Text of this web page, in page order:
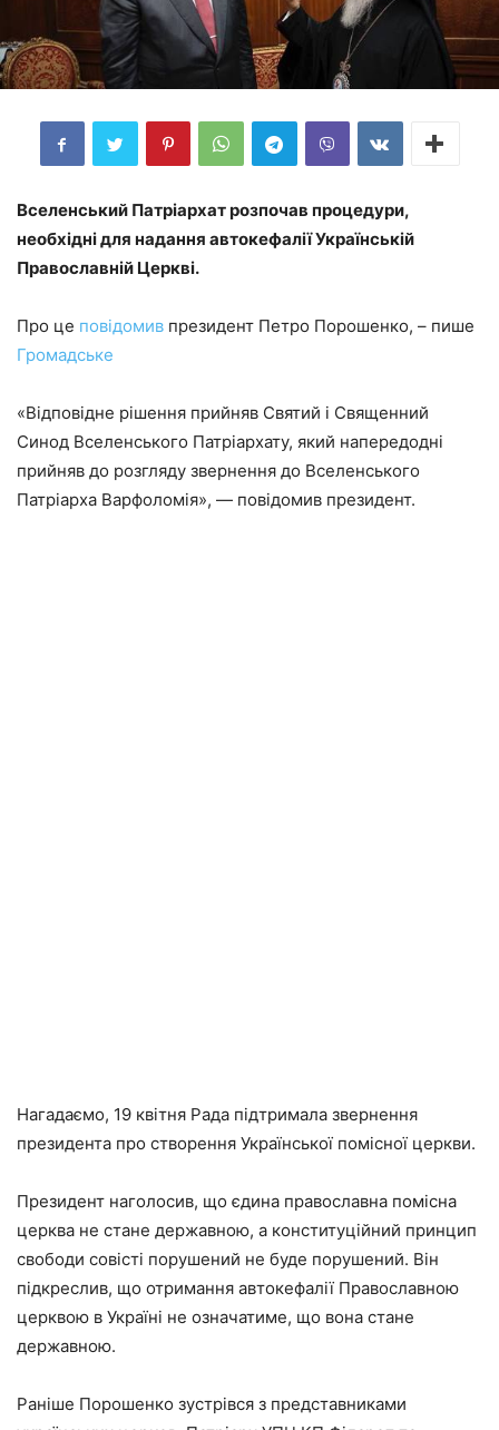
Вселенський Патріархат розпочав процедури,
необхідні для надання автокефалії Українській
Православній Церкві.
Про це повідомив президент Петро Порошенко, – пише
Громадське
«Відповідне рішення прийняв Святий і Священний
Синод Вселенського Патріархату, який напередодні
прийняв до розгляду звернення до Вселенського
Патріарха Варфоломія», — повідомив президент.
Нагадаємо, 19 квітня Рада підтримала звернення
президента про створення Української помісної церкви.
Президент наголосив, що єдина православна помісна
церква не стане державною, а конституційний принцип
свободи совісті порушений не буде порушений. Він
підкреслив, що отримання автокефалії Православною
церквою в Україні не означатиме, що вона стане
державною.
Раніше Порошенко зустрівся з представниками